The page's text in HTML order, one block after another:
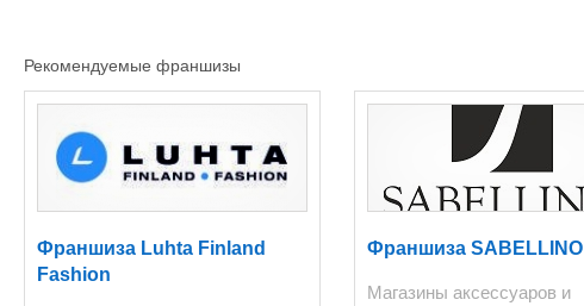
Рекомендуемые франшизы
Франшиза Luhta Finland
Fashion
Франшиза SABELLINO
Магазины аксессуаров и